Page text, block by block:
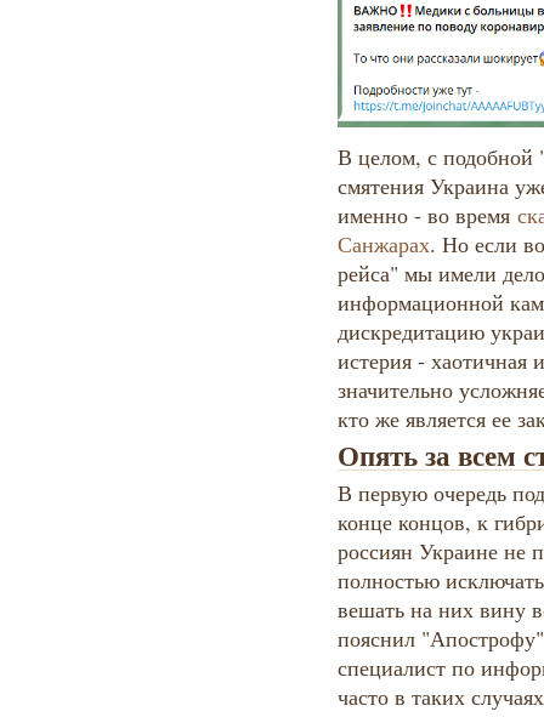
В целом, с подобной
смятения Украина
именно - во время
Санжарах. Но если
рейса" мы имели
информационной
дискредитацию
истерия - хаотичная
значительно
кто же является ее
Опять за всем
В первую очередь
конце концов, к
россиян Украине не
полностью
вешать на них вину
пояснил
специалист по
часто в таких